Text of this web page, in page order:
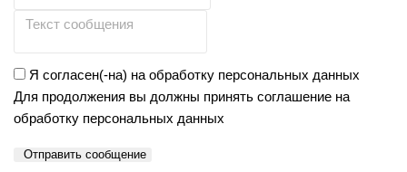
Я согласен(-на) на обработку персональных данных
Для продолжения вы должны принять соглашение на
обработку персональных данных
Отправить сообщение